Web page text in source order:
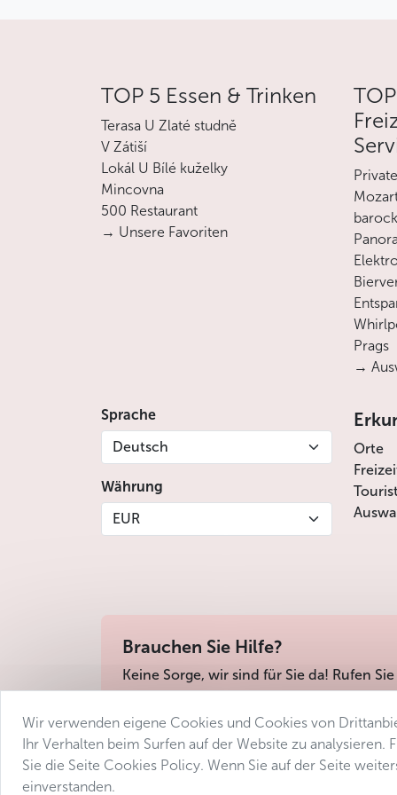
TOP 5 Essen & Trinken
Terasa U Zlaté studně
V Zátiší
Lokál U Bílé kuželky
Mincovna
500 Restaurant
→ Unsere Favoriten
Prags
→
Sprache
Deutsch
Währung
EUR
Orte
Brauchen Sie Hilfe?
Keine Sorge, wir sind für Sie da! Rufen
Geschäftsbedingungen Datenschutz
Wir verwenden eigene Cookies und Cookies von
Ihr Verhalten beim Surfen auf der Website zu
Sie die Seite Cookies Policy. Wenn Sie auf der Seite
einverstanden.